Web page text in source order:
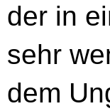
der in
sehr
dem